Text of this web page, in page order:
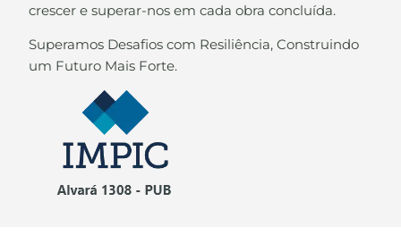
crescer e superar-nos em cada obra concluída.
Superamos Desafios com Resiliência, Construindo
um Futuro Mais Forte.